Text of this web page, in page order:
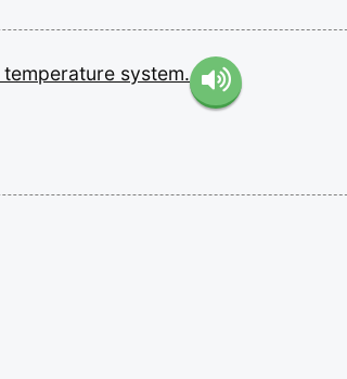
temperature system.